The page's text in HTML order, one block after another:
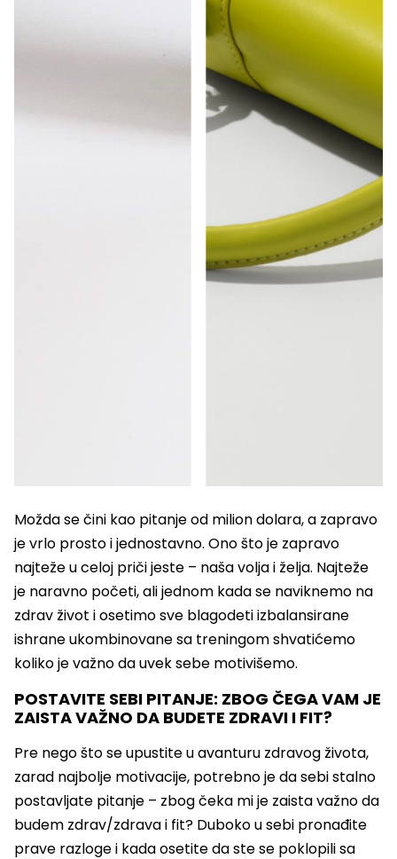
Možda se čini kao pitanje od milion dolara, a zapravo
je vrlo prosto i jednostavno. Ono što je zapravo
najteže u celoj priči jeste – naša volja i želja. Najteže
je naravno početi, ali jednom kada se naviknemo na
zdrav život i osetimo sve blagodeti izbalansirane
ishrane ukombinovane sa treningom shvatićemo
koliko je važno da uvek sebe motivišemo.
POSTAVITE SEBI PITANJE: ZBOG ČEGA VAM JE
ZAISTA VAŽNO DA BUDETE ZDRAVI I FIT?
Pre nego što se upustite u avanturu zdravog života,
zarad najbolje motivacije, potrebno je da sebi stalno
postavljate pitanje – zbog čeka mi je zaista važno da
budem zdrav/zdrava i fit? Duboko u sebi pronađite
prave razloge i kada osetite da ste se poklopili sa